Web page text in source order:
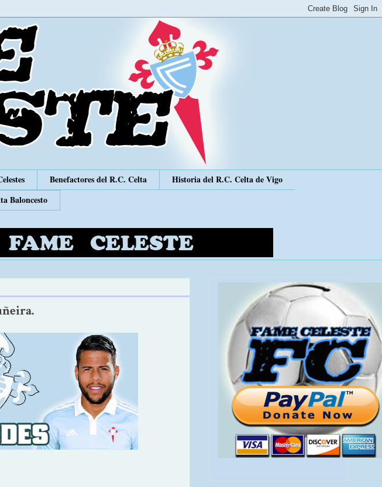
Benefactores del R.C. Celta
Historia del R.C. Celta de Vigo
Baloncesto